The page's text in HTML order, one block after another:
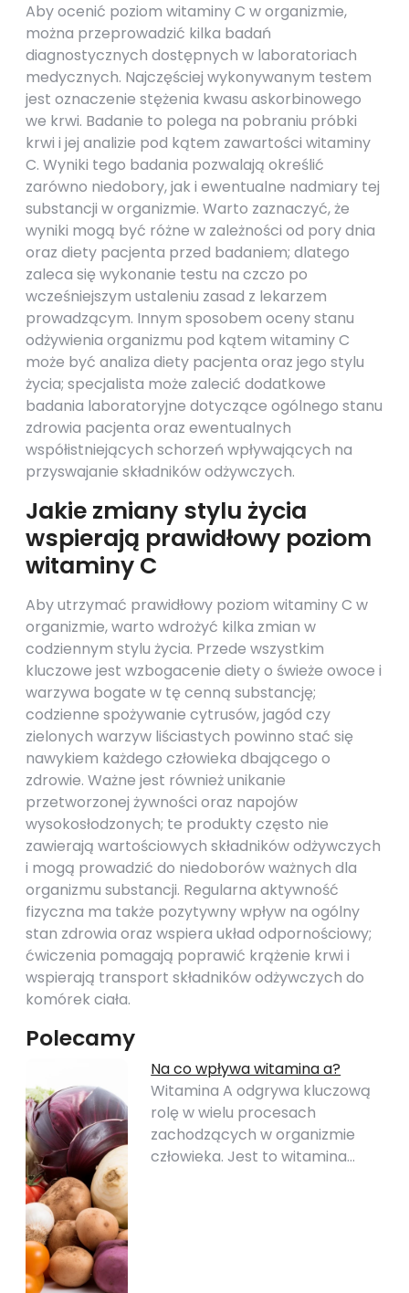
Aby ocenić poziom witaminy C w organizmie,
można przeprowadzić kilka badań
diagnostycznych dostępnych w laboratoriach
medycznych. Najczęściej wykonywanym testem
jest oznaczenie stężenia kwasu askorbinowego
we krwi. Badanie to polega na pobraniu próbki
krwi i jej analizie pod kątem zawartości witaminy
C. Wyniki tego badania pozwalają określić
zarówno niedobory, jak i ewentualne nadmiary tej
substancji w organizmie. Warto zaznaczyć, że
wyniki mogą być różne w zależności od pory dnia
oraz diety pacjenta przed badaniem; dlatego
zaleca się wykonanie testu na czczo po
wcześniejszym ustaleniu zasad z lekarzem
prowadzącym. Innym sposobem oceny stanu
odżywienia organizmu pod kątem witaminy C
może być analiza diety pacjenta oraz jego stylu
życia; specjalista może zalecić dodatkowe
badania laboratoryjne dotyczące ogólnego stanu
zdrowia pacjenta oraz ewentualnych
współistniejących schorzeń wpływających na
przyswajanie składników odżywczych.
Jakie zmiany stylu życia
wspierają prawidłowy poziom
witaminy C
Aby utrzymać prawidłowy poziom witaminy C w
organizmie, warto wdrożyć kilka zmian w
codziennym stylu życia. Przede wszystkim
kluczowe jest wzbogacenie diety o świeże owoce i
warzywa bogate w tę cenną substancję;
codzienne spożywanie cytrusów, jagód czy
zielonych warzyw liściastych powinno stać się
nawykiem każdego człowieka dbającego o
zdrowie. Ważne jest również unikanie
przetworzonej żywności oraz napojów
wysokosłodzonych; te produkty często nie
zawierają wartościowych składników odżywczych
i mogą prowadzić do niedoborów ważnych dla
organizmu substancji. Regularna aktywność
fizyczna ma także pozytywny wpływ na ogólny
stan zdrowia oraz wspiera układ odpornościowy;
ćwiczenia pomagają poprawić krążenie krwi i
wspierają transport składników odżywczych do
komórek ciała.
Polecamy
Na co wpływa witamina a?
Witamina A odgrywa kluczową
rolę w wielu procesach
zachodzących w organizmie
człowieka. Jest to witamina…